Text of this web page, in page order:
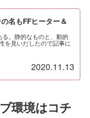
名もFFヒーター＆
。静的なものと、動的
を見いだしたので記事に
2020.11.13
環境はコチ